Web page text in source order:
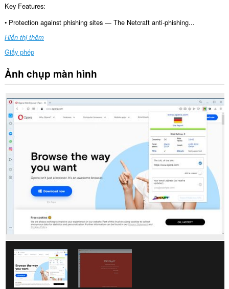
Key Features:
• Protection against phishing sites — The Netcraft anti-phishing...
Hiển thị thêm
Giấy phép
Tiện
ích
rộng
này
có
thể
truy
cập
dữ
liệu
của
bạn
trên
Tiện
rộng
Ảnh chụp màn hình